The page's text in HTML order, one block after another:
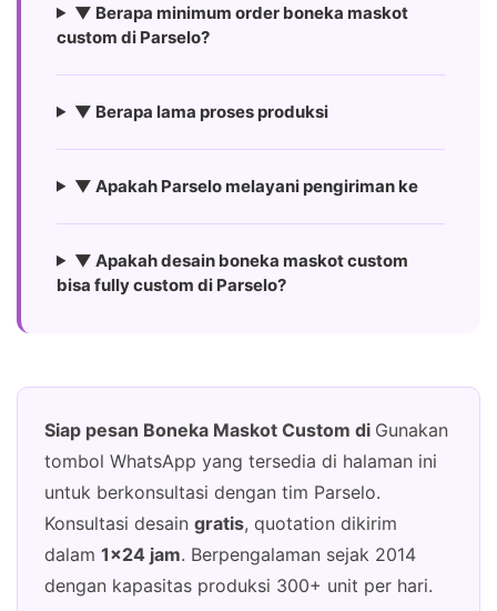
▼ Berapa minimum order boneka maskot
custom di Parselo?
▼ Berapa lama proses produksi
▼ Apakah Parselo melayani pengiriman ke
▼ Apakah desain boneka maskot custom
bisa fully custom di Parselo?
Siap pesan Boneka Maskot Custom di Gunakan
tombol WhatsApp yang tersedia di halaman ini
untuk berkonsultasi dengan tim Parselo.
Konsultasi desain gratis, quotation dikirim
dalam 1×24 jam. Berpengalaman sejak 2014
dengan kapasitas produksi 300+ unit per hari.